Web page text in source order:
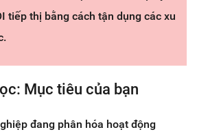
tiếp thị bằng cách tận dụng các xu
Mục tiêu của bạn
đang phân hóa hoạt động